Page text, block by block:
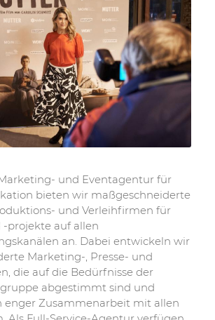
und Eventagentur für
bieten wir maßgeschneiderte
und Verleihfirmen für
projekte auf allen
an. Dabei entwickeln wir
Marketing-, Presse- und
die auf die Bedürfnisse der
abgestimmt sind und
enger Zusammenarbeit mit allen